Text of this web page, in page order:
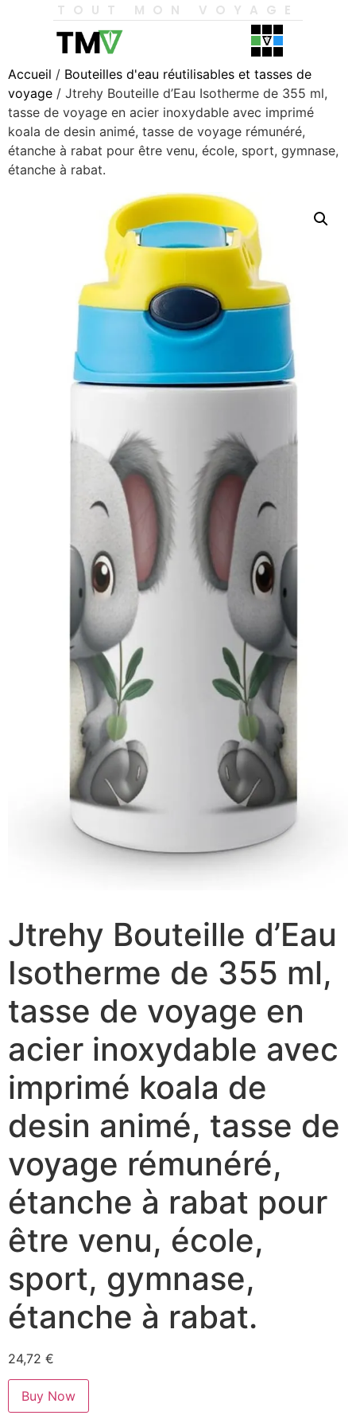
TOUT MON VOYAGE
Accueil / Bouteilles d'eau réutilisables et tasses de
voyage / Jtrehy Bouteille d’Eau Isotherme de 355 ml,
tasse de voyage en acier inoxydable avec imprimé
koala de desin animé, tasse de voyage rémunéré,
étanche à rabat pour être venu, école, sport, gymnase,
étanche à rabat.
Jtrehy Bouteille d’Eau
Isotherme de 355 ml,
tasse de voyage en
acier inoxydable avec
imprimé koala de
desin animé, tasse de
voyage rémunéré,
étanche à rabat pour
être venu, école,
sport, gymnase,
étanche à rabat.
24,72 €
Buy Now